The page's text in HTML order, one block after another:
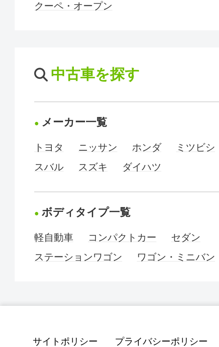
クーペ・オープン
中古車を探す
メーカー一覧
トヨタ ニッサン ホンダ
ミツビシ
スバル
スズキ ダイハツ
ボディタイプ一覧
軽自動車 コンパクトカー
セダン
ステーションワゴン
ワゴン・ミニバン
サイトポリシー プライバシーポリシー